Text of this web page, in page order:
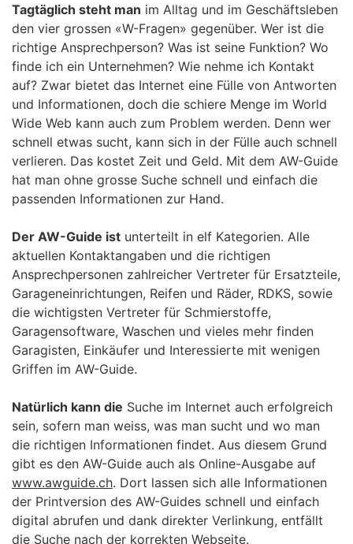
Tagtäglich steht man im Alltag und im Geschäftsleben
den vier grossen «W-Fragen» gegenüber. Wer ist die
richtige Ansprechperson? Was ist seine Funktion? Wo
finde ich ein Unternehmen? Wie nehme ich Kontakt
auf? Zwar bietet das Internet eine Fülle von Antworten
und Informationen, doch die schiere Menge im World
Wide Web kann auch zum Problem werden. Denn wer
schnell etwas sucht, kann sich in der Fülle auch schnell
verlieren. Das kostet Zeit und Geld. Mit dem AW-Guide
hat man ohne grosse Suche schnell und einfach die
passenden Informationen zur Hand.
Der AW-Guide ist unterteilt in elf Kategorien. Alle
aktuellen Kontaktangaben und die richtigen
Ansprechpersonen zahlreicher Vertreter für Ersatzteile,
Garageneinrichtungen, Reifen und Räder, RDKS, sowie
die wichtigsten Vertreter für Schmierstoffe,
Garagensoftware, Waschen und vieles mehr finden
Garagisten, Einkäufer und Interessierte mit wenigen
Griffen im AW-Guide.
Natürlich kann die Suche im Internet auch erfolgreich
sein, sofern man weiss, was man sucht und wo man
die richtigen Informationen findet. Aus diesem Grund
gibt es den AW-Guide auch als Online-Ausgabe auf
www.awguide.ch. Dort lassen sich alle Informationen
der Printversion des AW-Guides schnell und einfach
digital abrufen und dank direkter Verlinkung, entfällt
die Suche nach der korrekten Webseite.